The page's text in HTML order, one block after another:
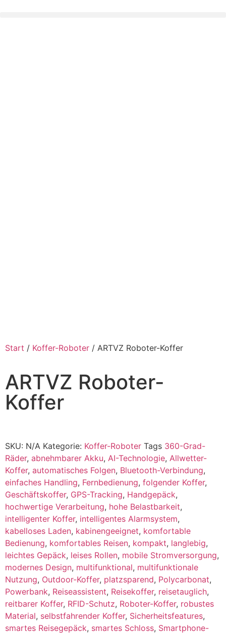
Start / Koffer-Roboter / ARTVZ Roboter-Koffer
ARTVZ Roboter-
Koffer
SKU: N/A Kategorie: Koffer-Roboter Tags 360-Grad-
Räder, abnehmbarer Akku, AI-Technologie, Allwetter-
Koffer, automatisches Folgen, Bluetooth-Verbindung,
einfaches Handling, Fernbedienung, folgender Koffer,
Geschäftskoffer, GPS-Tracking, Handgepäck,
hochwertige Verarbeitung, hohe Belastbarkeit,
intelligenter Koffer, intelligentes Alarmsystem,
kabelloses Laden, kabinengeeignet, komfortable
Bedienung, komfortables Reisen, kompakt, langlebig,
leichtes Gepäck, leises Rollen, mobile Stromversorgung,
modernes Design, multifunktional, multifunktionale
Nutzung, Outdoor-Koffer, platzsparend, Polycarbonat,
Powerbank, Reiseassistent, Reisekoffer, reisetauglich,
reitbarer Koffer, RFID-Schutz, Roboter-Koffer, robustes
Material, selbstfahrender Koffer, Sicherheitsfeatures,
smartes Reisegepäck, smartes Schloss, Smartphone-